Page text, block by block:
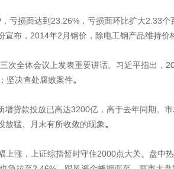
损面达到23.26%，亏损面环比扩大2.33
布，2014年2月钢价，除电工钢产品维持价
全体会议上发表重要讲话。习近平指出，
坚决查处腐败案件。
贷款投放已高达3200亿，高于去年同期。
放猛、月末有所收敛的现象。
涨，上证综指暂时守住2000点大关。盘中